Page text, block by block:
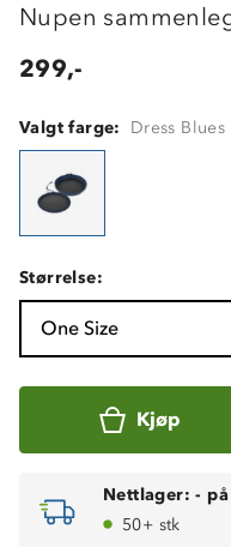
Nupen
299,-
Valgt farge: Dress Blues
Størrelse:
One Size
Kjøp
Nettlager: -
50+ stk